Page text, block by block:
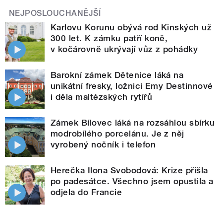
NEJPOSLOUCHANĚJŠÍ
Karlovu Korunu obývá rod Kinských už
300 let. K zámku patří koně,
v kočárovně ukrývají vůz z pohádky
Barokní zámek Dětenice láká na
unikátní fresky, ložnici Emy Destinnové
i děla maltézských rytířů
Zámek Bílovec láká na rozsáhlou sbírku
modrobílého porcelánu. Je z něj
vyrobený nočník i telefon
Herečka Ilona Svobodová: Krize přišla
po padesátce. Všechno jsem opustila a
odjela do Francie